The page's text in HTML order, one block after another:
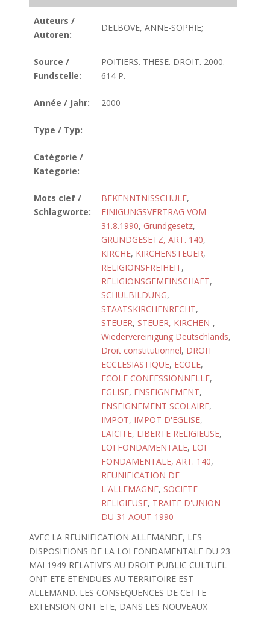
Auteurs /
Autoren:
DELBOVE, ANNE-SOPHIE;
Source /
Fundstelle:
POITIERS. THESE. DROIT. 2000.
614 P.
Année / Jahr: 2000
Type / Typ:
Catégorie /
Kategorie:
Mots clef /
Schlagworte:
BEKENNTNISSCHULE,
EINIGUNGSVERTRAG VOM
31.8.1990, Grundgesetz,
GRUNDGESETZ, ART. 140,
KIRCHE, KIRCHENSTEUER,
RELIGIONSFREIHEIT,
RELIGIONSGEMEINSCHAFT,
SCHULBILDUNG,
STAATSKIRCHENRECHT,
STEUER, STEUER, KIRCHEN-,
Wiedervereinigung Deutschlands,
Droit constitutionnel, DROIT
ECCLESIASTIQUE, ECOLE,
ECOLE CONFESSIONNELLE,
EGLISE, ENSEIGNEMENT,
ENSEIGNEMENT SCOLAIRE,
IMPOT, IMPOT D'EGLISE,
LAICITE, LIBERTE RELIGIEUSE,
LOI FONDAMENTALE, LOI
FONDAMENTALE, ART. 140,
REUNIFICATION DE
L'ALLEMAGNE, SOCIETE
RELIGIEUSE, TRAITE D'UNION
DU 31 AOUT 1990
AVEC LA REUNIFICATION ALLEMANDE, LES
DISPOSITIONS DE LA LOI FONDAMENTALE DU 23
MAI 1949 RELATIVES AU DROIT PUBLIC CULTUEL
ONT ETE ETENDUES AU TERRITOIRE EST-
ALLEMAND. LES CONSEQUENCES DE CETTE
EXTENSION ONT ETE, DANS LES NOUVEAUX